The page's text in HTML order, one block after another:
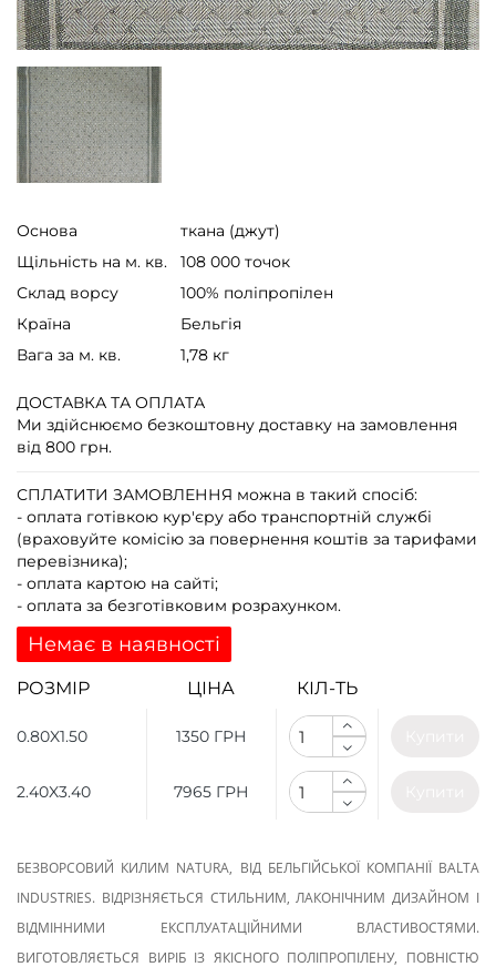
Основа
ткана (джут)
Щільність на м. кв.
108 000 точок
Склад ворсу
100% поліпропілен
Країна
Бельгія
Вага за м. кв.
1,78 кг
ДОСТАВКА ТА ОПЛАТА
Ми здійснюємо безкоштовну доставку на замовлення
від 800 грн.
СПЛАТИТИ ЗАМОВЛЕННЯ можна в такий спосіб:
- оплата готівкою кур'єру або транспортній службі
(враховуйте комісію за повернення коштів за тарифами
перевізника);
- оплата картою на сайті;
- оплата за безготівковим розрахунком.
Немає в наявності
РОЗМІР ЦІНА КІЛ-ТЬ
0.80X1.50 1350 ГРН
2.40X3.40 7965 ГРН
БЕЗВОРСОВИЙ КИЛИМ NATURA, ВІД БЕЛЬГІЙСЬКОЇ КОМПАНІЇ BALTA
INDUSTRIES. ВІДРІЗНЯЄТЬСЯ СТИЛЬНИМ, ЛАКОНІЧНИМ ДИЗАЙНОМ І
ВІДМІННИМИ ЕКСПЛУАТАЦІЙНИМИ ВЛАСТИВОСТЯМИ.
ВИГОТОВЛЯЄТЬСЯ ВИРІБ ІЗ ЯКІСНОГО ПОЛІПРОПІЛЕНУ, ПОВНІСТЮ